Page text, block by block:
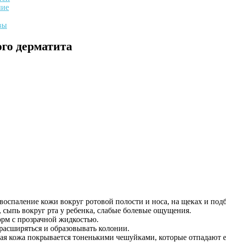
дерматита
кожи вокруг ротовой полости и носа, на щеках и
вокруг рта у ребенка, слабые болевые ощущения.
с прозрачной жидкостью.
и образовывать колонии.
кожа покрывается тоненькими чешуйками, которые отпадают